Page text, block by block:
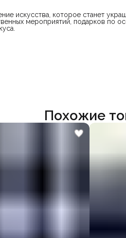
искусства, которое станет
мероприятий, подарков по
Похожие